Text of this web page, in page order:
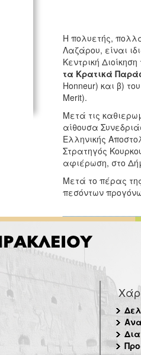
Η πολυετής,
Λαζάρου, είναι
Κεντρική
τα Κρατικά
Honneur) και β) του
Merit).
Μετά τις
αίθουσα
Ελληνικής
Στρατηγός
αφιέρωση, στο
Μετά το πέρας
πεσόντων